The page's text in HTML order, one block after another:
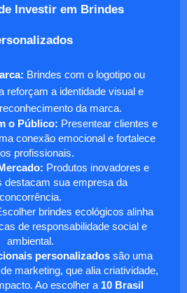
Investir em Brindes
Brindes com o logotipo ou
reforçam a identidade visual e
da marca.
o Público: Presentear clientes e
conexão emocional e fortalece
profissionais.
Produtos inovadores e
destacam sua empresa da
concorrência.
brindes ecológicos alinha
de responsabilidade social e
ambiental.
personalizadossão uma
marketing, que alia criatividade,
Ao escolher a 10 Brasil